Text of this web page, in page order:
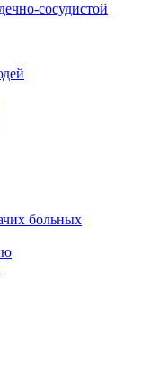
сосудистой
больных